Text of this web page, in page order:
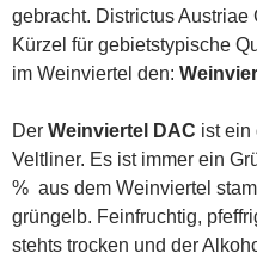
gebracht. Districtus
Kürzel für gebietstypische
im Weinviertel den:
Der Weinviertel DAC ist ein
Veltliner. Es ist immer ein
% aus dem Weinviertel
grüngelb. Feinfruchtig,
stehts trocken und der